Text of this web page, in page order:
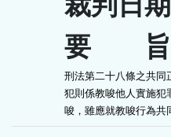
要 旨
刑法第二十八條之共同
犯則係教唆他人實施犯
唆，雖應就教唆行為共